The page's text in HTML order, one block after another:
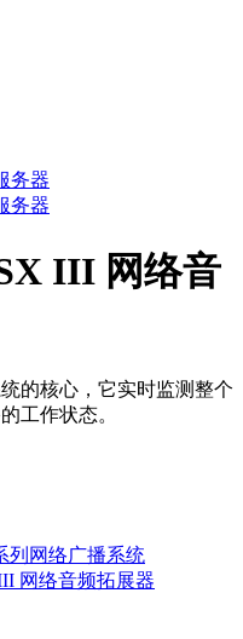
III 网络音
的核心，它实时监测整个
工作状态。
列网络广播系统
网络音频拓展器